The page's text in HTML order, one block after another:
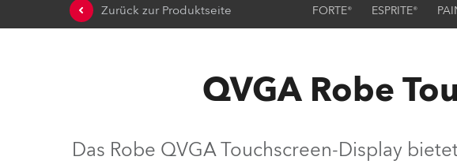
Messen & Events
NRG (Next Robe Generation)
iSeries
Zurück zur Produktseite FORTE® ESPRITE®
QVGA Robe
Das Robe QVGA Touchscreen-Display